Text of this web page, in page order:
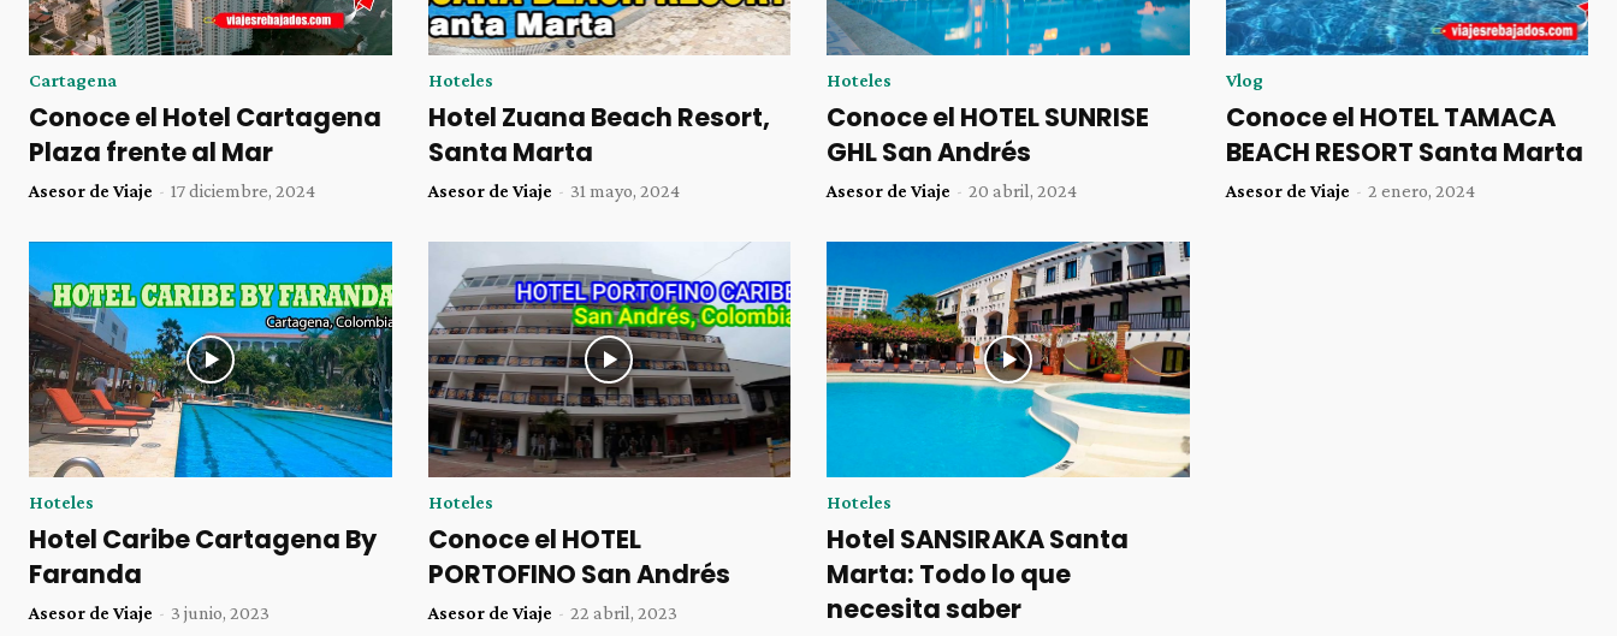
Cartagena
Conoce el Hotel Cartagena
Plaza frente al Mar
Asesor de Viaje - 17 diciembre, 2024
Hoteles
Hotel Zuana Beach Resort,
Santa Marta
Asesor de Viaje - 31 mayo, 2024
Hoteles
Conoce el HOTEL SUNRISE
GHL San Andrés
Asesor de Viaje - 20 abril, 2024
Vlog
Conoce el HOTEL TAMACA
BEACH RESORT Santa Marta
Asesor de Viaje - 2 enero, 2024
Hoteles
Hotel Caribe Cartagena By
Faranda
Asesor de Viaje - 3 junio, 2023
Hoteles
Conoce el HOTEL
PORTOFINO San Andrés
Asesor de Viaje - 22 abril, 2023
Hoteles
Hotel SANSIRAKA Santa
Marta: Todo lo que
necesita saber